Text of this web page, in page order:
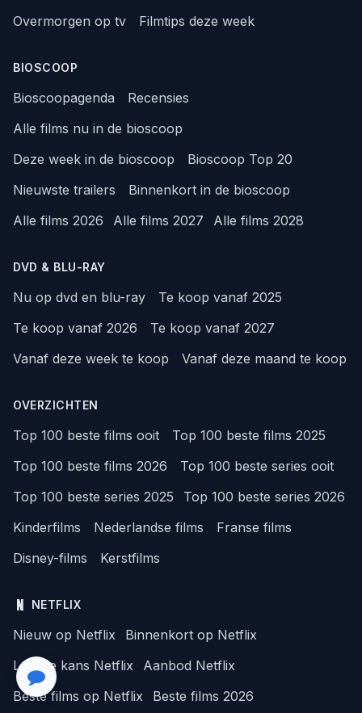
Overmorgen op tv
Filmtips deze week
BIOSCOOP
Bioscoopagenda
Recensies
Alle films nu in de bioscoop
Deze week in de bioscoop
Bioscoop Top 20
Nieuwste trailers
Binnenkort in de bioscoop
Alle films 2026
Alle films 2027 Alle films 2028
DVD & BLU-RAY
Nu op dvd en blu-ray
Te koop vanaf 2025
Te koop vanaf 2026
Te koop vanaf 2027
Vanaf deze week te koop
Vanaf deze maand te koop
OVERZICHTEN
Top 100 beste films ooit
Top 100 beste films 2025
Top 100 beste films 2026
Top 100 beste series ooit
Top 100 beste series 2025
Top 100 beste series 2026
Kinderfilms
Nederlandse films
Franse films
Disney-films
Kerstfilms
NETFLIX
Nieuw op Netflix
Binnenkort op Netflix
Laatste kans Netflix
Aanbod Netflix
Beste films op Netflix
Beste films 2026